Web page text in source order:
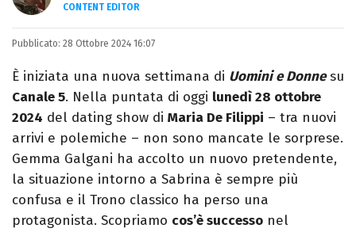
CONTENT EDITOR
Laurea in Lettere, smania di viaggi e
Pixar).
Pubblicato: 28 Ottobre 2024 16:07
È iniziata una nuova settimana di Uomini e Donnesu
Canale 5. Nella puntata di oggi lunedì 28 ottobre
2024 del dating show di Maria De Filippi – tra nuovi
arrivi e polemiche – non sono mancate le sorprese.
Gemma Galgani ha accolto un nuovo pretendente,
la situazione intorno a Sabrina è sempre più
confusa e il Trono classico ha perso una
protagonista. Scopriamo cos’è successo nel